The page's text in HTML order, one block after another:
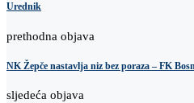
Urednik
prethodna objava
NK Žepče nastavlja niz bez poraza – FK
sljedeća objava